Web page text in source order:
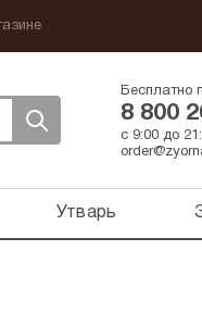
Бесплатно
8 800
с 9:00 до
Утварь